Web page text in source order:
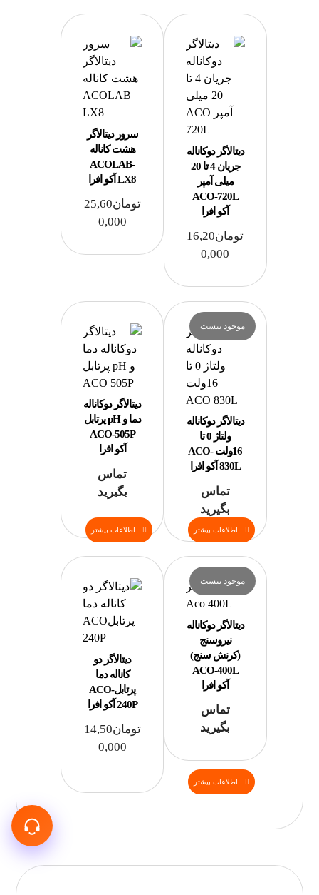
دیتالاگر دوکاناله
جریان 4 تا 20
میلی آمپر
ACO-720L
آکو افرا
تومان16,20
0,000
سرور دیتالاگر
هشت کاناله
ACOLAB-
LX8 آکو افرا
تومان25,60
0,000
دیتالاگر دوکاناله
ولتاژ 0 تا
16ولت ACO-
830L آکو افرا
تماس
بگیرید
موجود نیست
اطلاعات بیشتر
دیتالاگر دوکاناله
دما و pH پرتابل
ACO-505P
آکو افرا
تماس
بگیرید
اطلاعات بیشتر
دیتالاگر دوکاناله
نیروسنج
(کرنش سنج)
ACO-400L
آکو افرا
تماس
بگیرید
موجود نیست
اطلاعات بیشتر
دیتالاگر دو
کاناله دما
پرتابلACO-
240P آکو افرا
تومان14,50
0,000